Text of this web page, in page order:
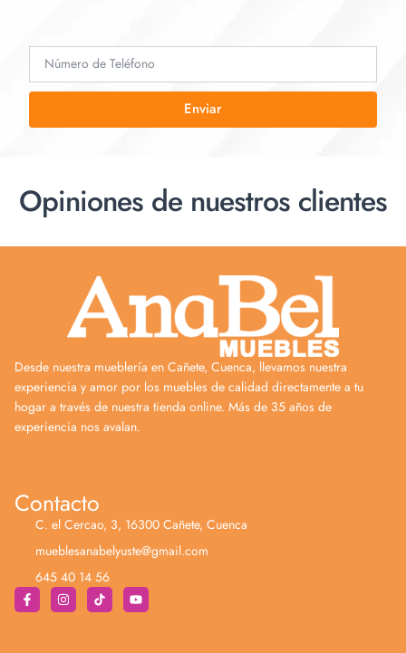
Enviar
Opiniones de nuestros clientes
Desde nuestra mueblería en Cañete, Cuenca, llevamos nuestra
experiencia y amor por los muebles de calidad directamente a tu
hogar a través de nuestra tienda online. Más de 35 años de
experiencia nos avalan.
Contacto
C. el Cercao, 3, 16300 Cañete, Cuenca
mueblesanabelyuste@gmail.com
645 40 14 56